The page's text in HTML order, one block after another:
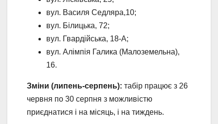
вул. Василя Седляра,10;
вул. Білицька, 72;
вул. Гвардійська, 18-А;
вул. Алімпія Галика (Малоземельна),
16.
Зміни (липень-серпень): табір працює з 26
червня по 30 серпня з можливістю
приєднатися і на місяць, і на тиждень.